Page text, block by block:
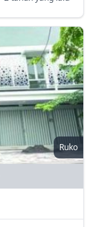
Ruko